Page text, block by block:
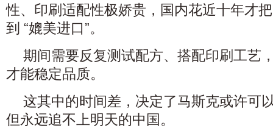
性、印刷适配性极娇贵，国内花近十年才
到 “媲美进口”。
期间需要反复测试配方、搭配印刷工艺
才能稳定品质。
这其中的时间差，决定了马斯克或许可
但永远追不上明天的中国。